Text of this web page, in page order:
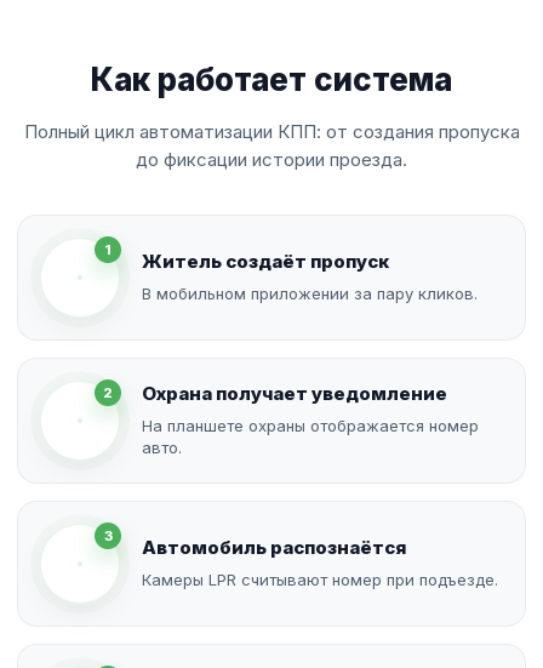
Как работает система
Полный цикл автоматизации КПП: от создания пропуска
до фиксации истории проезда.
1
Житель создаёт пропуск
В мобильном приложении за пару кликов.
2 Охрана получает уведомление
На планшете охраны отображается номер
авто.
3
Автомобиль распознаётся
Камеры LPR считывают номер при подъезде.